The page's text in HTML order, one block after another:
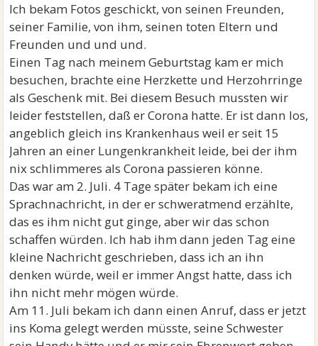
Ich bekam Fotos geschickt, von seinen Freunden,
seiner Familie, von ihm, seinen toten Eltern und
Freunden und und und.
Einen Tag nach meinem Geburtstag kam er mich
besuchen, brachte eine Herzkette und Herzohrringe
als Geschenk mit. Bei diesem Besuch mussten wir
leider feststellen, daß er Corona hatte. Er ist dann los,
angeblich gleich ins Krankenhaus weil er seit 15
Jahren an einer Lungenkrankheit leide, bei der ihm
nix schlimmeres als Corona passieren könne.
Das war am 2. Juli. 4 Tage später bekam ich eine
Sprachnachricht, in der er schweratmend erzählte,
das es ihm nicht gut ginge, aber wir das schon
schaffen würden. Ich hab ihm dann jeden Tag eine
kleine Nachricht geschrieben, dass ich an ihn
denken würde, weil er immer Angst hatte, dass ich
ihn nicht mehr mögen würde.
Am 11. Juli bekam ich dann einen Anruf, dass er jetzt
ins Koma gelegt werden müsste, seine Schwester